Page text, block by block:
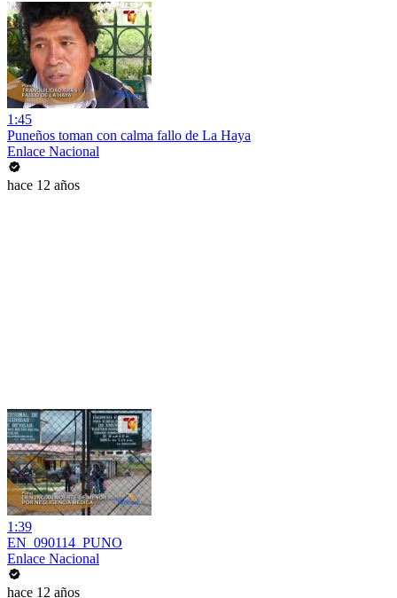
1:45
Puneños toman con calma fallo de La Haya
Enlace Nacional
hace 12 años
1:39
EN_090114_PUNO
Enlace Nacional
hace 12 años